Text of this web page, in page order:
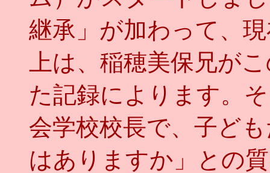
継承」が加わって、
上は、稲穂美保兄が
た記録によります。
会学校校長で、子ど
はありますか」との